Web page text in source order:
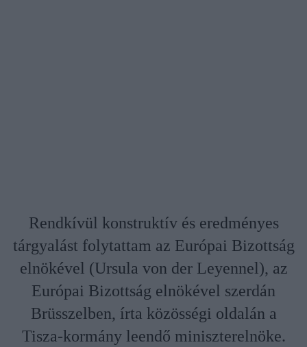
Rendkívül konstruktív és eredményes
tárgyalást folytattam az Európai Bizottság
elnökével (Ursula von der Leyennel), az
Európai Bizottság elnökével szerdán
Brüsszelben, írta közösségi oldalán a
Tisza-kormány leendő miniszterelnöke.